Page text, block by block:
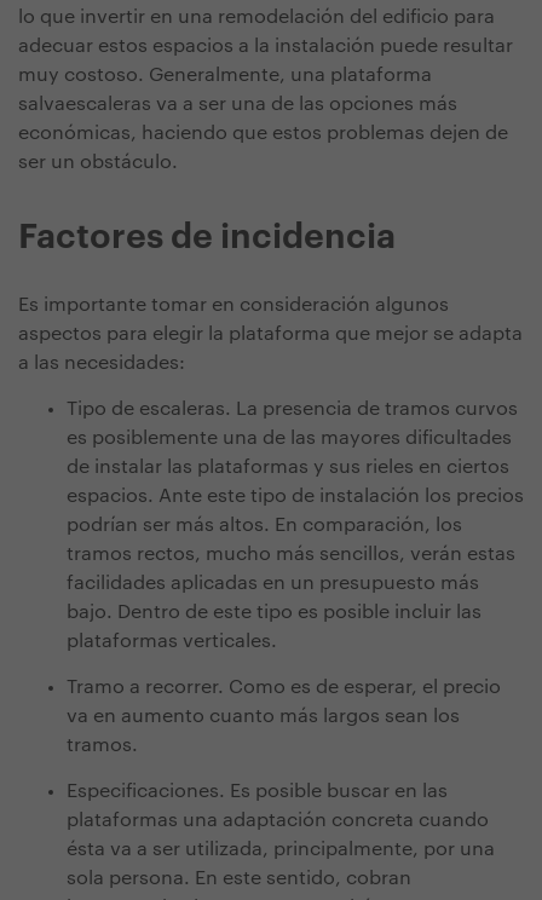
lo que invertir en una remodelación del edificio para
adecuar estos espacios a la instalación puede resultar
muy costoso. Generalmente, una plataforma
salvaescaleras va a ser una de las opciones más
económicas, haciendo que estos problemas dejen de
ser un obstáculo.
Factores de incidencia
Es importante tomar en consideración algunos
aspectos para elegir la plataforma que mejor se adapta
a las necesidades:
Tipo de escaleras. La presencia de tramos curvos
es posiblemente una de las mayores dificultades
de instalar las plataformas y sus rieles en ciertos
espacios. Ante este tipo de instalación los precios
podrían ser más altos. En comparación, los
tramos rectos, mucho más sencillos, verán estas
facilidades aplicadas en un presupuesto más
bajo. Dentro de este tipo es posible incluir las
plataformas verticales.
Tramo a recorrer. Como es de esperar, el precio
va en aumento cuanto más largos sean los
tramos.
Especificaciones. Es posible buscar en las
plataformas una adaptación concreta cuando
ésta va a ser utilizada, principalmente, por una
sola persona. En este sentido, cobran